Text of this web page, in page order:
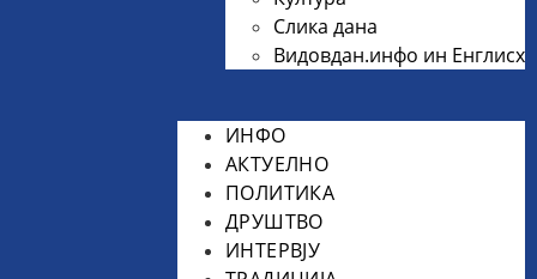
Слика дана
Видовдан.инфо ин Енглисх
ИНФО
АКТУЕЛНО
ПОЛИТИКА
ДРУШТВО
ИНТЕРВЈУ